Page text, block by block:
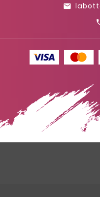
email